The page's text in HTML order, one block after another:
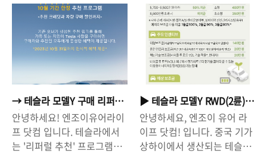
어떤 때는 일반 차량들도 버
스 전용 차로'로 달리기도하
고, 어떤 때는 일반 차량이 다
니지 않기도 하는데요, 그렇
다면, 버스전용차로가 적용되
는 구간/시간이 어떻게 될까
요? 알아보도록 하죠! 경부고
속도로 - 운영일 : 평일/토요
일/일요일/공휴일 (매일 운
영) - 시간 : 07:00 ~ 21:00
(14시간, 새벽 시간 미운영) -
교통카드가 없으면 굉장히 불
편합니다. 왜냐하면 일본 지
하철은 여러 회사들이 있는
데, 다른 회사 지하철을 이용
하게 될 경우에는 각각 표를
따로 끊어야해서 환승할 때
마다 표를 끊어야하기 때문이
죠! 그렇지만 '교통카드'를 가
지고 있으면, 그냥 찍고 나가
고, 찍고 들어가면 되기 때문
에 매번 표를 끊어야하는 번
→ 테슬라 모델Y 구매 리퍼
럴 추천 11월 부터 종료(모
델S/X/3도 해당)// 보조금 +
66만원 할인 받으세요!
안녕하세요! 엔조이유어라이
프 닷컴 입니다. 테슬라에서
는 '리퍼럴 추천' 프로그램을
▶ 테슬라 모델Y RWD(2륜)
보조금 수령 액수. 중국산
LFP라서 100%는 못 받습니
다. → 지역별 전기차 보조금
액수 확인 후 계산
안녕하세요, 엔조이 유어 라
이프 닷컴! 입니다. 중국 기가
상하이에서 생산되는 테슬라